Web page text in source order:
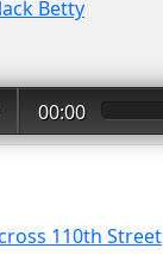
Betty
00:00
110th Street